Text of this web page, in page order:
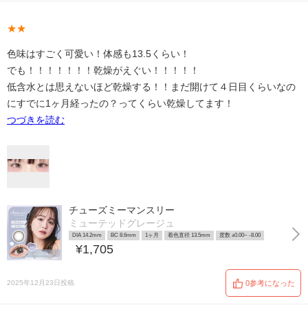
★★
色味はすごく可愛い！体感も13.5くらい！
でも！！！！！！！乾燥がえぐい！！！！！
低含水とは思えないほど乾燥する！！まだ開けて４日目くらいなの
にすでに1ヶ月経ったの？ってくらい乾燥してます！
つづきを読む
チューズミーマンスリー
ミューテッドグレージュ
DIA 14.2mm BC 8.6mm 1ヶ月 着色直径 13.5mm 度数 ±0.00~ -8.00
¥1,705
2025年12月23日投稿 0参考になった